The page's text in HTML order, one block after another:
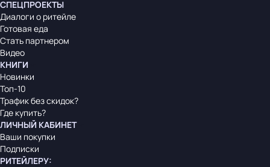
СПЕЦПРОЕКТЫ
Диалоги о ритейле
Готовая еда
Стать партнером
Видео
КНИГИ
Новинки
Топ-10
Трафик без скидок?
Где купить?
ЛИЧНЫЙ КАБИНЕТ
Ваши покупки
Подписки
РИТЕЙЛЕРУ: